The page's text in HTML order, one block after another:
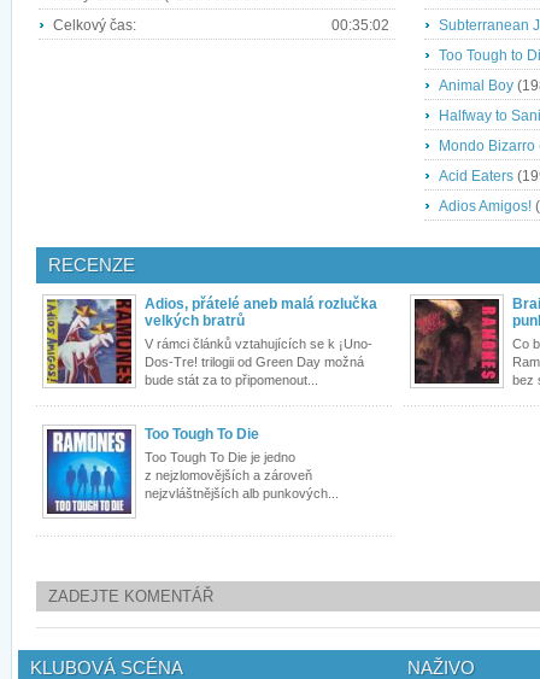
Celkový čas:
00:35:02
Subterranean
Too Tough to
Animal Boy
Halfway to
Mondo Bizarro
Acid Eaters
Adios Amigos!
RECENZE
Adios, přátelé aneb malá rozlučka
velkých bratrů
V rámci článků vztahujících se k ¡Uno-
Dos-Tre! trilogii od Green Day možná
bude stát za to připomenout...
Co
bez
Too Tough To Die
Too Tough To Die je jedno
z nejzlomovějších a zároveň
nejzvláštnějších alb punkových...
ZADEJTE KOMENTÁŘ
KLUBOVÁ SCÉNA NAŽIVO